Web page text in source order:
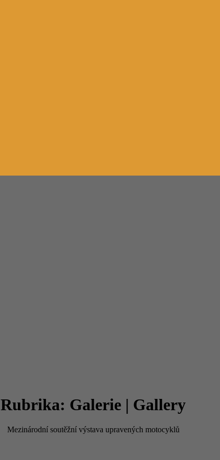
Rubrika: Galerie | Gallery
Mezinárodní soutěžní výstava upravených motocyklů